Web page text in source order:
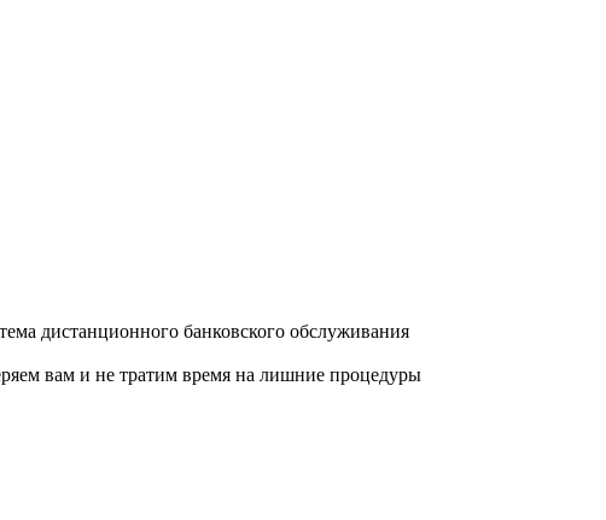
дистанционного банковского обслуживания
вам и не тратим время на лишние процедуры